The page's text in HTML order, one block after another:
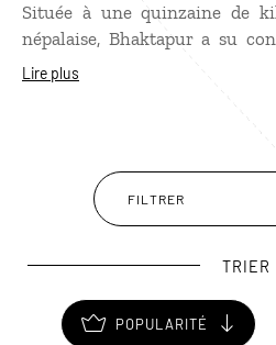
Située à une quinzaine de
népalaise, Bhaktapur a su
comme en témoigne la
résisté à ce ravage. Le
cas resté intact. Symbole
Nyatapola est l’une des
Bertolucci tourna de
Little Buddha.
Lire plus
FILTRER
TRIER
POPULARITÉ